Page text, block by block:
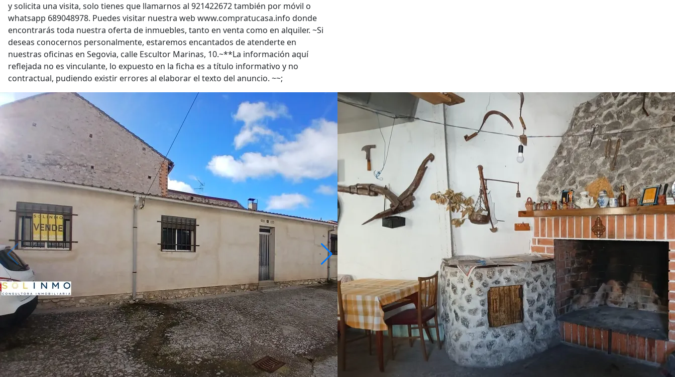
y solicita una visita, solo tienes que llamarnos al 921422672 también por móvil o
whatsapp 689048978. Puedes visitar nuestra web www.compratucasa.info donde
encontrarás toda nuestra oferta de inmuebles, tanto en venta como en alquiler. ~Si
deseas conocernos personalmente, estaremos encantados de atenderte en
nuestras oficinas en Segovia, calle Escultor Marinas, 10.~**La información aquí
reflejada no es vinculante, lo expuesto en la ficha es a título informativo y no
contractual, pudiendo existir errores al elaborar el texto del anuncio. ~~;